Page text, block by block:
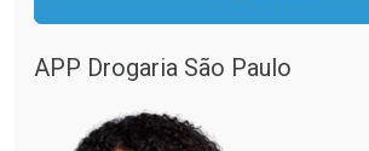
APP Drogaria São Paulo